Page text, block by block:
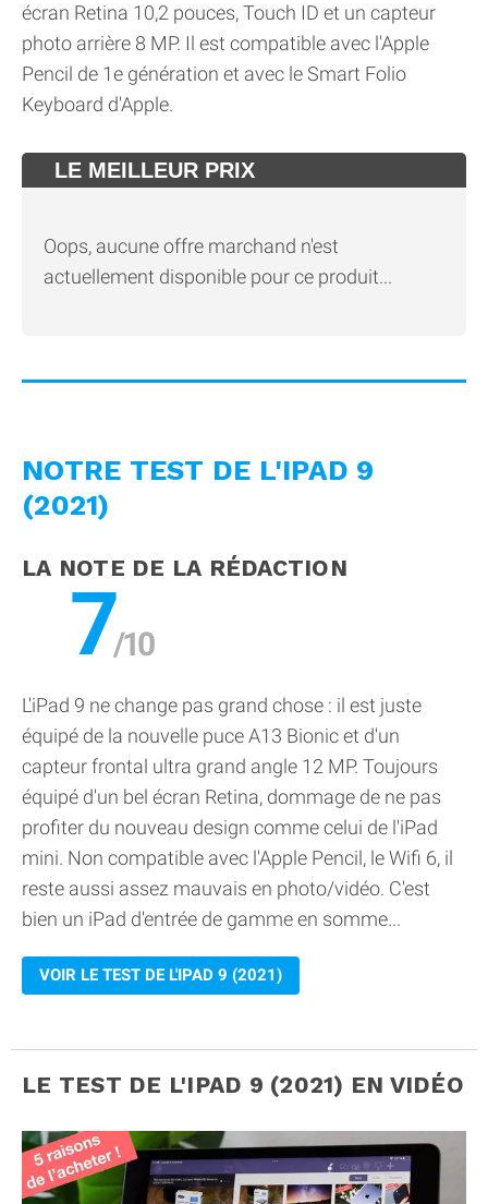
écran Retina 10,2 pouces, Touch ID et un capteur
photo arrière 8 MP. Il est compatible avec l'Apple
Pencil de 1e génération et avec le Smart Folio
Keyboard d'Apple.
LE MEILLEUR PRIX
Oops, aucune offre marchand n'est
actuellement disponible pour ce produit...
NOTRE TEST DE L'IPAD 9
(2021)
LA NOTE DE LA RÉDACTION
7
L'iPad 9 ne change pas grand chose : il est juste
équipé de la nouvelle puce A13 Bionic et d'un
capteur frontal ultra grand angle 12 MP. Toujours
équipé d'un bel écran Retina, dommage de ne pas
profiter du nouveau design comme celui de l'iPad
mini. Non compatible avec l'Apple Pencil, le Wifi 6, il
reste aussi assez mauvais en photo/vidéo. C'est
bien un iPad d'entrée de gamme en somme...
VOIR LE TEST DE L'IPAD 9 (2021)
LE TEST DE L'IPAD 9 (2021) EN VIDÉO